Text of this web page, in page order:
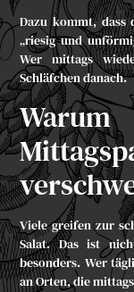
Dazu kommt,
„riesig und
Wer mittags
Schläfchen danach.
Viele greifen zur
Salat. Das ist
besonders. Wer
an Orten, die